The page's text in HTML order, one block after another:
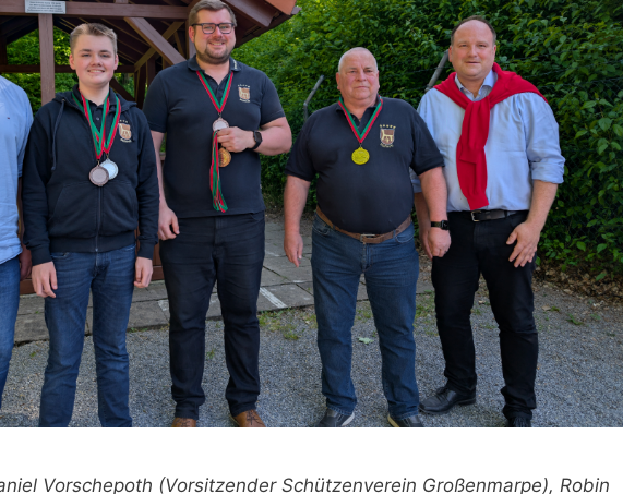
Vorschepoth (Vorsitzender Schützenverein Großenmarpe), Robin